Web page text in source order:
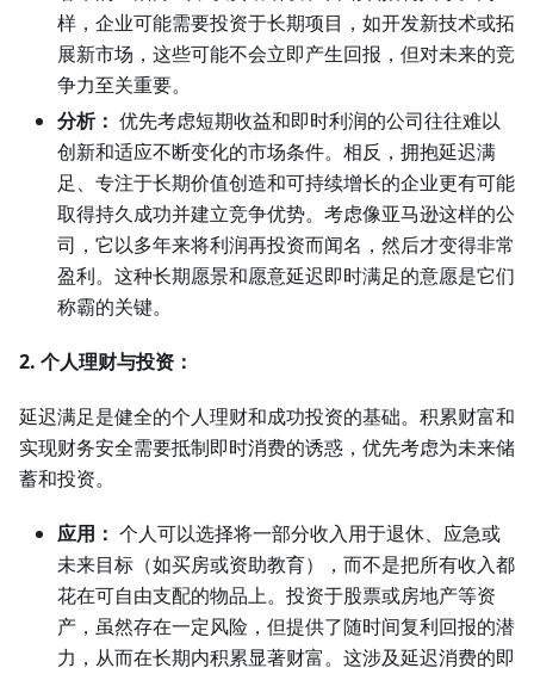
样，企业可能需要投资于长期项目，如开发新技术或拓
展新市场，这些可能不会立即产生回报，但对未来的竞
争力至关重要。
分析： 优先考虑短期收益和即时利润的公司往往难以
创新和适应不断变化的市场条件。相反，拥抱延迟满
足、专注于长期价值创造和可持续增长的企业更有可能
取得持久成功并建立竞争优势。考虑像亚马逊这样的公
司，它以多年来将利润再投资而闻名，然后才变得非常
盈利。这种长期愿景和愿意延迟即时满足的意愿是它们
称霸的关键。
2. 个人理财与投资：
延迟满足是健全的个人理财和成功投资的基础。积累财富和
实现财务安全需要抵制即时消费的诱惑，优先考虑为未来储
蓄和投资。
应用： 个人可以选择将一部分收入用于退休、应急或
未来目标（如买房或资助教育），而不是把所有收入都
花在可自由支配的物品上。投资于股票或房地产等资
产，虽然存在一定风险，但提供了随时间复利回报的潜
力，从而在长期内积累显著财富。这涉及延迟消费的即